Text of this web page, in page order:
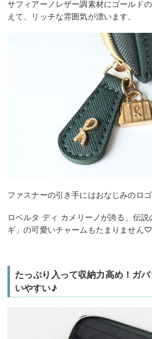
サフィアーノレザー調素材にゴールド
えて、リッチな雰囲気が漂います。
ファスナーの引き手にはおなじみのロゴ
ロベルタ ディ カメリーノが誇る、伝説
ギ」の可愛いチャームもたまりません♡
たっぷり入って収納力高め！ガ
いやすい♪